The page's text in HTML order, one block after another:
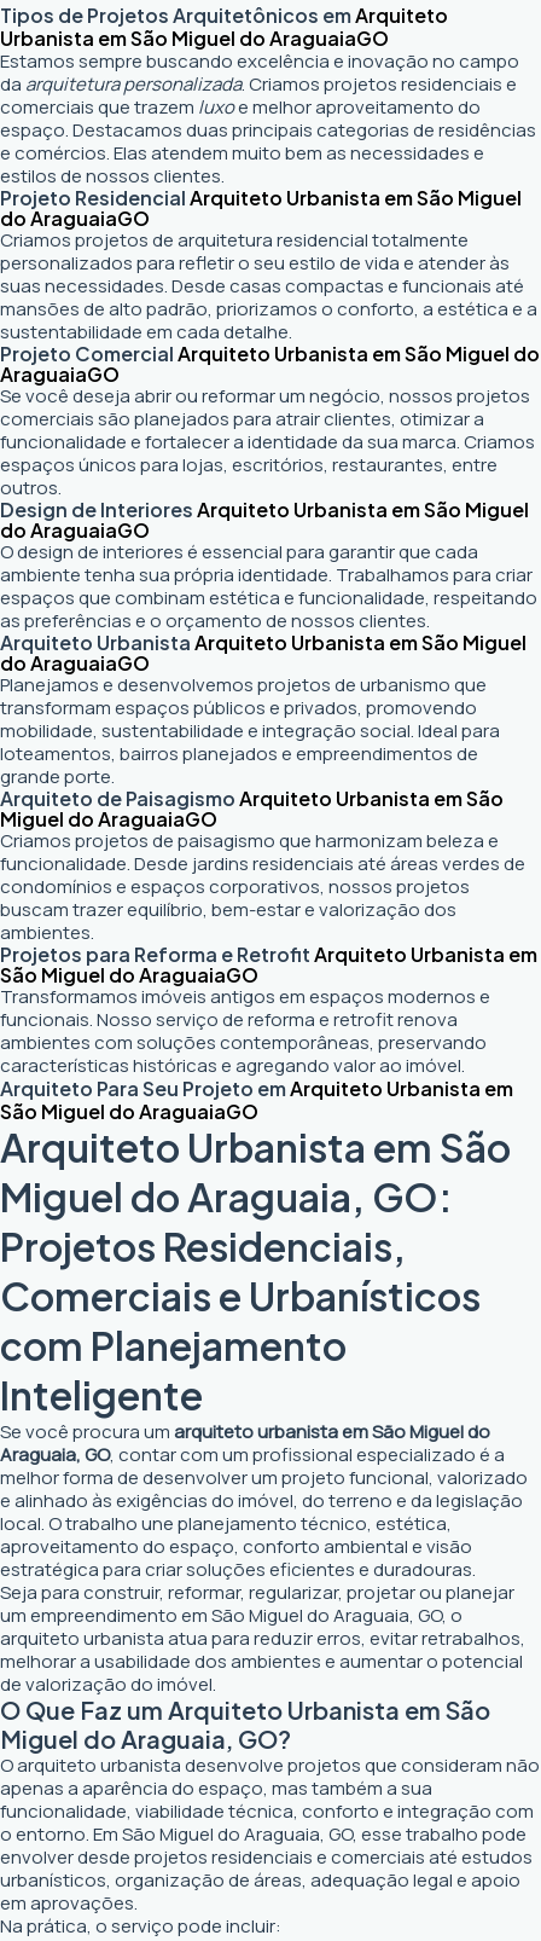
Tipos de Projetos Arquitetônicos emArquiteto
Urbanista em São Miguel do AraguaiaGO
Estamos sempre buscando excelência e inovação no campo
da arquitetura personalizada. Criamos projetos residenciais e
comerciais que trazem luxoe melhor aproveitamento do
espaço. Destacamos duas principais categorias de residências
e comércios. Elas atendem muito bem as necessidades e
estilos de nossos clientes.
Projeto ResidencialArquiteto Urbanista em São Miguel
do AraguaiaGO
Criamos projetos de arquitetura residencial totalmente
personalizados para refletir o seu estilo de vida e atender às
suas necessidades. Desde casas compactas e funcionais até
mansões de alto padrão, priorizamos o conforto, a estética e a
sustentabilidade em cada detalhe.
Projeto ComercialArquiteto Urbanista em São Miguel do
AraguaiaGO
Se você deseja abrir ou reformar um negócio, nossos projetos
comerciais são planejados para atrair clientes, otimizar a
funcionalidade e fortalecer a identidade da sua marca. Criamos
espaços únicos para lojas, escritórios, restaurantes, entre
outros.
Design de InterioresArquiteto Urbanista em São Miguel
do AraguaiaGO
O design de interiores é essencial para garantir que cada
ambiente tenha sua própria identidade. Trabalhamos para criar
espaços que combinam estética e funcionalidade, respeitando
as preferências e o orçamento de nossos clientes.
Arquiteto UrbanistaArquiteto Urbanista em São Miguel
do AraguaiaGO
Planejamos e desenvolvemos projetos de urbanismo que
transformam espaços públicos e privados, promovendo
mobilidade, sustentabilidade e integração social. Ideal para
loteamentos, bairros planejados e empreendimentos de
grande porte.
Arquiteto de PaisagismoArquiteto Urbanista em São
Miguel do AraguaiaGO
Criamos projetos de paisagismo que harmonizam beleza e
funcionalidade. Desde jardins residenciais até áreas verdes de
condomínios e espaços corporativos, nossos projetos
buscam trazer equilíbrio, bem-estar e valorização dos
ambientes.
Projetos para Reforma e RetrofitArquiteto Urbanista em
São Miguel do AraguaiaGO
Transformamos imóveis antigos em espaços modernos e
funcionais. Nosso serviço de reforma e retrofit renova
ambientes com soluções contemporâneas, preservando
características históricas e agregando valor ao imóvel.
Arquiteto Para Seu Projeto emArquiteto Urbanista em
São Miguel do AraguaiaGO
Arquiteto Urbanista em São
Miguel do Araguaia, GO:
Projetos Residenciais,
Comerciais e Urbanísticos
com Planejamento
Inteligente
Se você procura umarquiteto urbanista em São Miguel do
Araguaia, GO, contar com um profissional especializado é a
melhor forma de desenvolver um projeto funcional, valorizado
e alinhado às exigências do imóvel, do terreno e da legislação
local. O trabalho une planejamento técnico, estética,
aproveitamento do espaço, conforto ambiental e visão
estratégica para criar soluções eficientes e duradouras.
Seja para construir, reformar, regularizar, projetar ou planejar
um empreendimento em São Miguel do Araguaia, GO, o
arquiteto urbanista atua para reduzir erros, evitar retrabalhos,
melhorar a usabilidade dos ambientes e aumentar o potencial
de valorização do imóvel.
O Que Faz um Arquiteto Urbanista em São
Miguel do Araguaia, GO?
O arquiteto urbanista desenvolve projetos que consideram não
apenas a aparência do espaço, mas também a sua
funcionalidade, viabilidade técnica, conforto e integração com
o entorno. Em São Miguel do Araguaia, GO, esse trabalho pode
envolver desde projetos residenciais e comerciais até estudos
urbanísticos, organização de áreas, adequação legal e apoio
em aprovações.
Na prática, o serviço pode incluir: